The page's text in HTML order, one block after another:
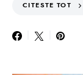
CITESTE TOT